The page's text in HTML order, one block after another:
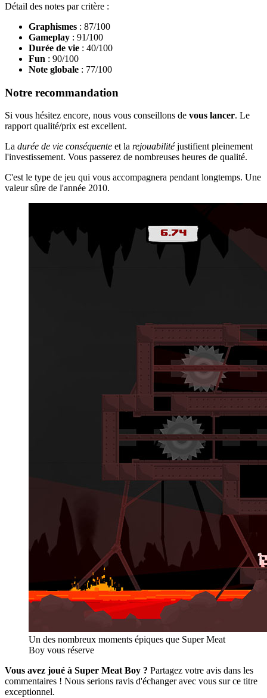
Détail des notes par critère :
Graphismes : 87/100
Gameplay : 91/100
Durée de vie : 40/100
Fun : 90/100
Note globale : 77/100
Notre recommandation
Si vous hésitez encore, nous vous conseillons de vous lancer. Le
rapport qualité/prix est excellent.
La durée de vie conséquente et la rejouabilitéjustifient pleinement
l'investissement. Vous passerez de nombreuses heures de qualité.
C'est le type de jeu qui vous accompagnera pendant longtemps. Une
valeur sûre de l'année 2010.
Un des nombreux moments épiques que Super Meat
Boy vous réserve
Vous avez joué à Super Meat Boy ? Partagez votre avis dans les
commentaires ! Nous serions ravis d'échanger avec vous sur ce titre
exceptionnel.